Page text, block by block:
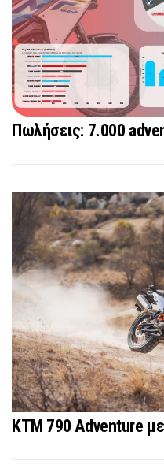
Πωλήσεις: 7.000
KTM 790 Adventure